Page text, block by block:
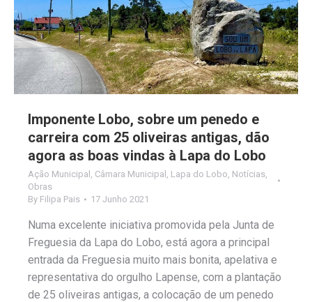
Imponente Lobo, sobre um penedo e
carreira com 25 oliveiras antigas, dão
agora as boas vindas à Lapa do Lobo
Ação Municipal Câmara Municipal Lapa do Lobo Notícias
Obras
By Filipa Pais 17 Junho 2021
Numa excelente iniciativa promovida pela Junta de
Freguesia da Lapa do Lobo, está agora a principal
entrada da Freguesia muito mais bonita, apelativa e
representativa do orgulho Lapense, com a plantação
de 25 oliveiras antigas, a colocação de um penedo